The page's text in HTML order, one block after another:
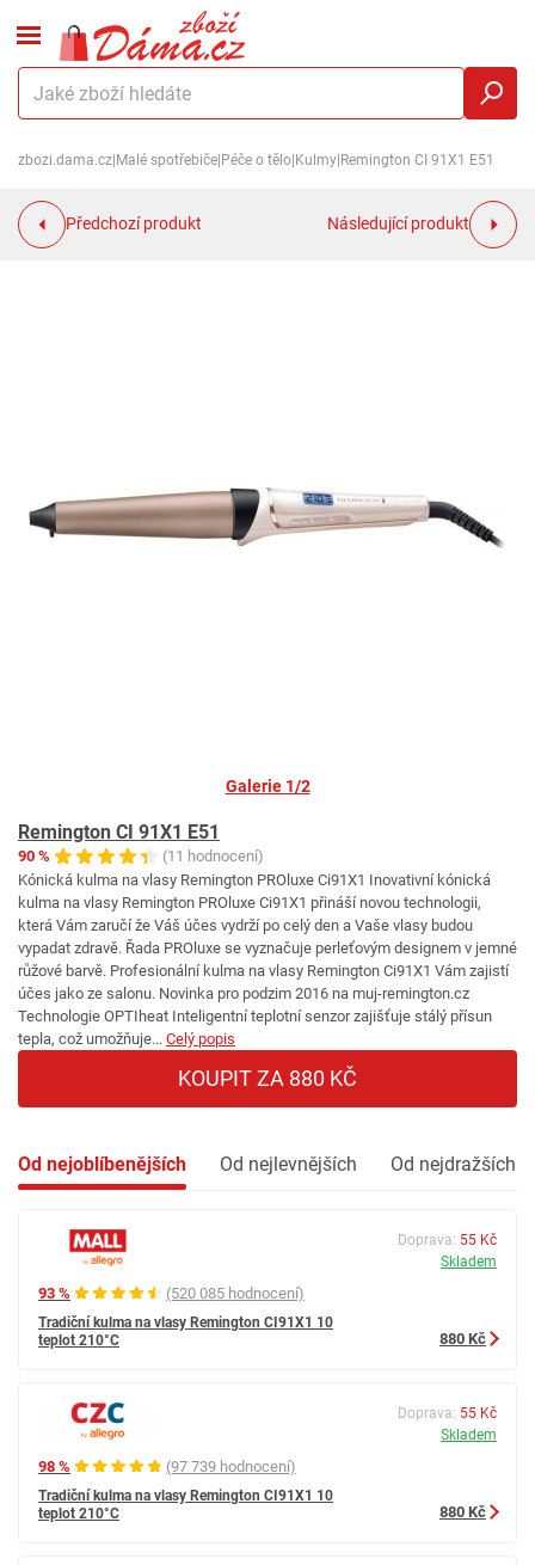
zbozi.dama.cz Malé spotřebiče Péče o tělo Kulmy Remington CI 91X1 E51
Předchozí produkt Následující produkt
Galerie 1/2
Remington CI 91X1 E51
90 %
(11 hodnocení)
Kónická kulma na vlasy Remington PROluxe Ci91X1 Inovativní kónická
kulma na vlasy Remington PROluxe Ci91X1 přináší novou technologii,
která Vám zaručí že Váš účes vydrží po celý den a Vaše vlasy budou
vypadat zdravě. Řada PROluxe se vyznačuje perleťovým designem v jemné
růžové barvě. Profesionální kulma na vlasy Remington Ci91X1 Vám zajistí
účes jako ze salonu. Novinka pro podzim 2016 na muj-remington.cz
Technologie OPTIheat Inteligentní teplotní senzor zajišťuje stálý přísun
tepla, což umožňuje... Celý popis
KOUPIT ZA 880 KČ
Od nejoblíbenějších Od nejlevnějších Od nejdražších
93 % (520 085 hodnocení)
Tradiční kulma na vlasy Remington CI91X1 10
teplot 210°C
Doprava: 55 Kč
Skladem
880 Kč
98 % (97 739 hodnocení)
Tradiční kulma na vlasy Remington CI91X1 10
teplot 210°C
Doprava: 55 Kč
Skladem
880 Kč